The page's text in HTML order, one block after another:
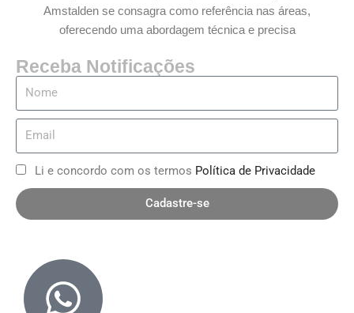
Amstalden se consagra como referência nas áreas,
oferecendo uma abordagem técnica e precisa
Receba Notificações
Li e concordo com os termos Política de Privacidade
Cadastre-se